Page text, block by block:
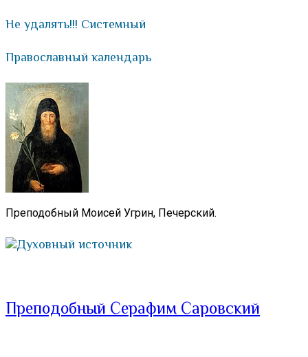
Не удалять!!! Системный
Православный календарь
Преподобный Моисей Угрин, Печерский.
Духовный источник
Преподобный Серафим Саровский